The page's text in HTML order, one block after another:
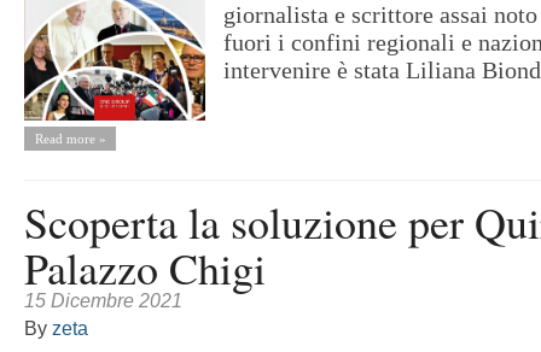
giornalista e scrittore assai
fuori i confini regionali e
intervenire è stata Liliana
Read more »
Scoperta la soluzione per
Palazzo Chigi
15 Dicembre 2021
By zeta